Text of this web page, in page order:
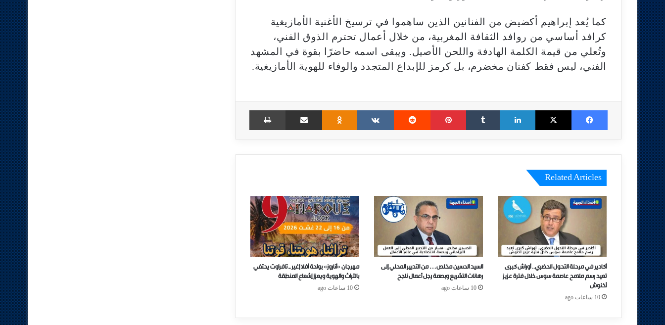
كما يُعد إبراهيم أكضيض من الفنانين الذين ساهموا في ترسيخ الأغنية الأمازيغية
كرافد أساسي من روافد الثقافة المغربية، من خلال أعمال تحترم الذوق الفني،
وتُعلي من قيمة الكلمة الهادفة واللحن الأصيل. ويبقى اسمه حاضرًا بقوة في المشهد
الفني، ليس فقط كفنان مخضرم، بل كرمز للإبداع المتجدد والوفاء للهوية الأمازيغية.
Facebook
X
LinkedIn
Tumblr
Pinterest
Reddit
VKontakte
Odnoklassniki
Share via Email
Print
Related Articles
أكادير في مرحلة التحول الحضري.. أوراش كبرى
تعيد رسم ملامح عاصمة سوس خلال فترة عزيز
أخنوش
10 ساعات ago
السيد الحسين مخلص… من التدبير المحلي إلى
رهانات التشريع وبصمة رجل أعمال ناجح
10 ساعات ago
مهرجان «أناروز» بواحة أفلا إغير ـ تافراوت يحتفي
بالتراث والهوية ويعزز إشعاع المنطقة
10 ساعات ago